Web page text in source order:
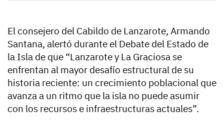
El consejero del Cabildo de Lanzarote, Armando
Santana, alertó durante el Debate del Estado de
la Isla de que “Lanzarote y La Graciosa se
enfrentan al mayor desafío estructural de su
historia reciente: un crecimiento poblacional que
avanza a un ritmo que la isla no puede asumir
con los recursos e infraestructuras actuales”.